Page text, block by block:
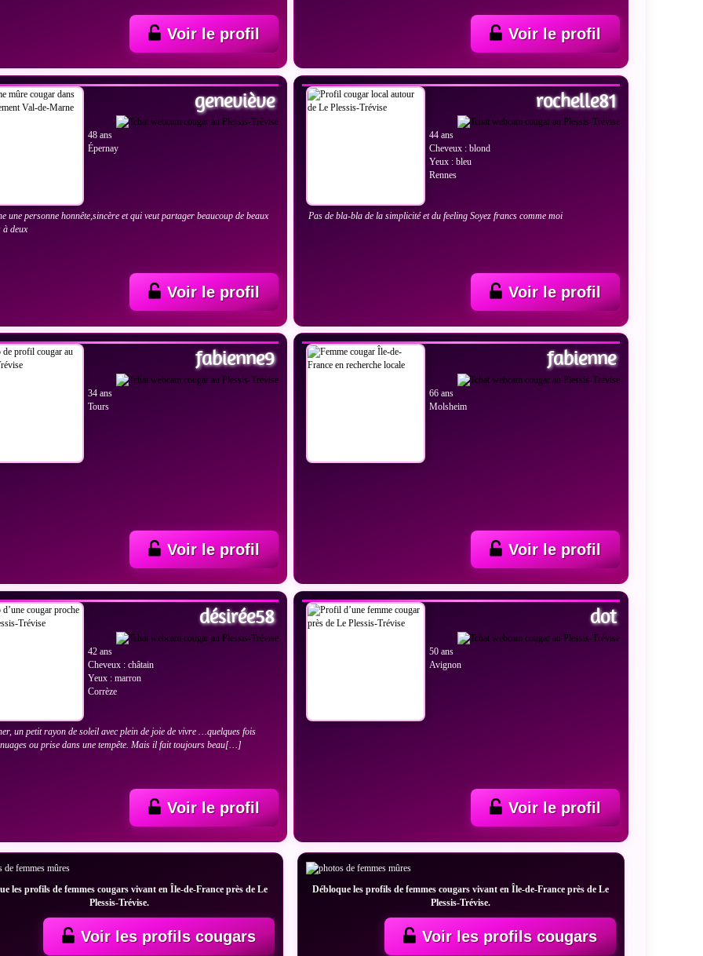
Voir le profil Voir le profil
geneviève
48 ans
Épernay
une personne honnête,sincère et qui veut partager beaucoup de beaux
à deux
Voir le profil
rochelle81
44 ans
Cheveux : blond
Yeux : bleu
Rennes
Pas de bla-bla de la simplicité et du feeling Soyez francs comme moi
Voir le profil
fabienne9
34 ans
Tours
Voir le profil
fabienne
66 ans
Molsheim
Voir le profil
désirée58
42 ans
Cheveux : châtain
Yeux : marron
Corrèze
un petit rayon de soleil avec plein de joie de vivre …quelques fois
ou prise dans une tempête. Mais il fait toujours beau[…]
Voir le profil
dot
50 ans
Avignon
Voir le profil
les profils de femmes cougars vivant en Île-de-France près de Le
Plessis-Trévise.
Voir les profils cougars
Débloque les profils de femmes cougars vivant en Île-de-France près de Le
Plessis-Trévise.
Voir les profils cougars